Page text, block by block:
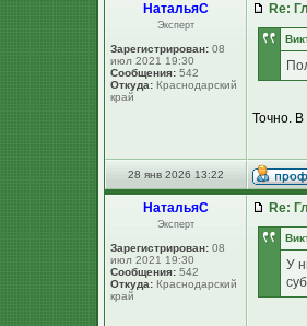
НатальяС
Эксперт
Зарегистрирован: 08
июл 2021 19:30
Сообщения: 542
Откуда: Краснодарский
край
Re:
Точно. В
28 янв 2026 13:22
НатальяС
Эксперт
Зарегистрирован: 08
июл 2021 19:30
Сообщения: 542
Откуда: Краснодарский
край
Re:
У